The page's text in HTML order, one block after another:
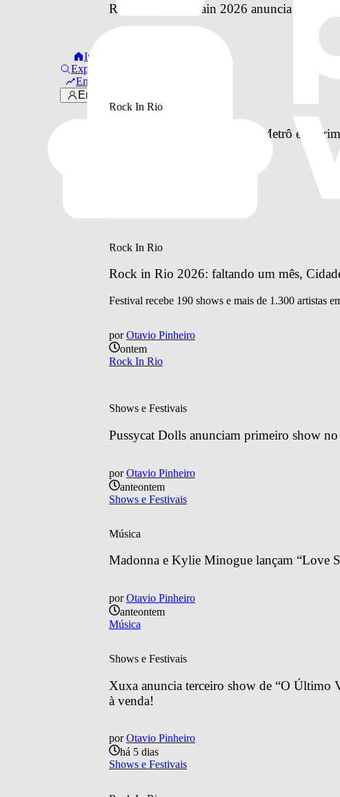
Início
Explorar
Em alta
Entrar
Rock The Mountain 2026 anuncia line-up
Rock In Rio
Como vai funcionar o BRT, Metrô e o
Rock In Rio
Rock in Rio 2026: faltando um mês,
Festival recebe 190 shows e mais de 1.300 artistas
por Otavio Pinheiro
ontem
Rock In Rio
Shows e Festivais
Pussycat Dolls anunciam primeiro show
por Otavio Pinheiro
anteontem
Shows e Festivais
Música
Madonna e Kylie Minogue lançam “Love
por Otavio Pinheiro
anteontem
Música
Shows e Festivais
Xuxa anuncia terceiro show de “O Último
à venda!
por Otavio Pinheiro
há 5 dias
Shows e Festivais